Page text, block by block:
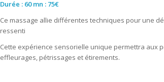
Durée : 60 mn : 75€
Ce massage allie différentes techniques pour une
ressenti
Cette expérience sensorielle unique permettra aux
effleurages, pétrissages et étirements.